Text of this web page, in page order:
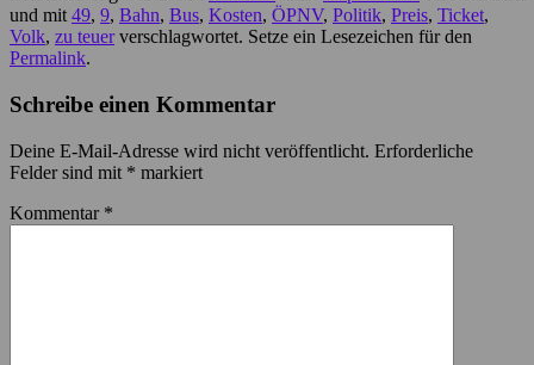
und mit 49, 9, Bahn, Bus, Kosten, ÖPNV, Politik, Preis, Ticket,
Volk, zu teuerverschlagwortet. Setze ein Lesezeichen für den
Permalink.
Schreibe einen Kommentar
Deine E-Mail-Adresse wird nicht veröffentlicht. Erforderliche
Felder sind mit * markiert
Kommentar *